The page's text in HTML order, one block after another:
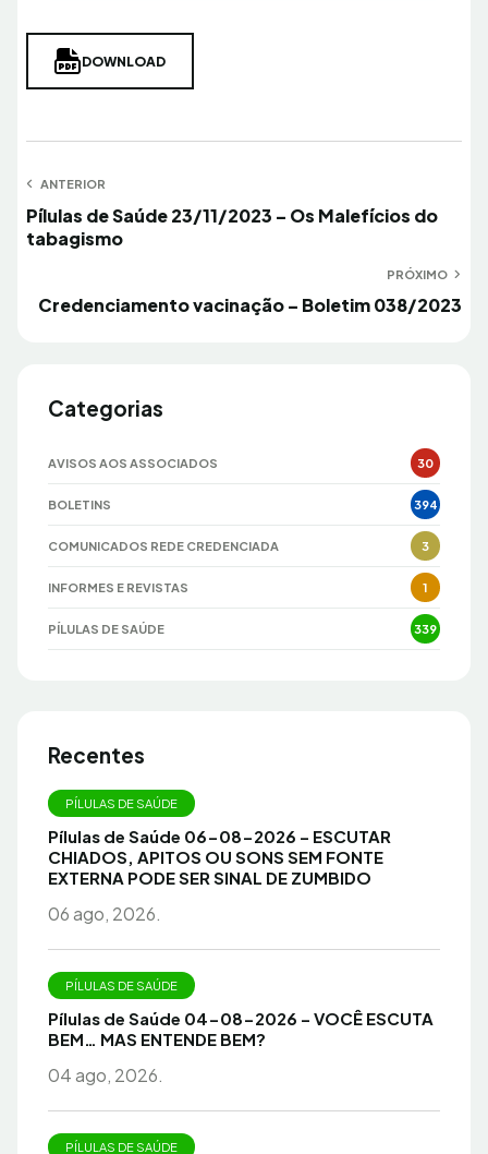
DOWNLOAD
Navegação
de
Post
ANTERIOR
Anterior
Pílulas de Saúde 23/11/2023 – Os Malefícios do
tabagismo
PRÓXIMO
Próximo
Credenciamento vacinação – Boletim 038/2023
Categorias
AVISOS AOS ASSOCIADOS 30
BOLETINS 394
COMUNICADOS REDE CREDENCIADA 3
INFORMES E REVISTAS 1
PÍLULAS DE SAÚDE 339
Recentes
PÍLULAS DE SAÚDE
Pílulas de Saúde 06-08-2026 – ESCUTAR
CHIADOS, APITOS OU SONS SEM FONTE
EXTERNA PODE SER SINAL DE ZUMBIDO
06 ago, 2026.
PÍLULAS DE SAÚDE
Pílulas de Saúde 04-08-2026 – VOCÊ ESCUTA
BEM… MAS ENTENDE BEM?
04 ago, 2026.
PÍLULAS DE SAÚDE